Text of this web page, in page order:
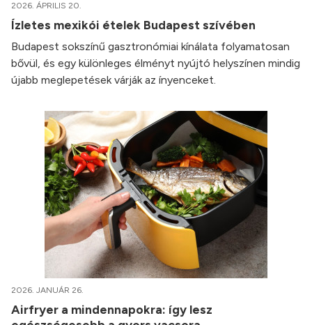
2026. ÁPRILIS 20.
Ízletes mexikói ételek Budapest szívében
Budapest sokszínű gasztronómiai kínálata folyamatosan
bővül, és egy különleges élményt nyújtó helyszínen mindig
újabb meglepetések várják az ínyenceket.
2026. JANUÁR 26.
Airfryer a mindennapokra: így lesz